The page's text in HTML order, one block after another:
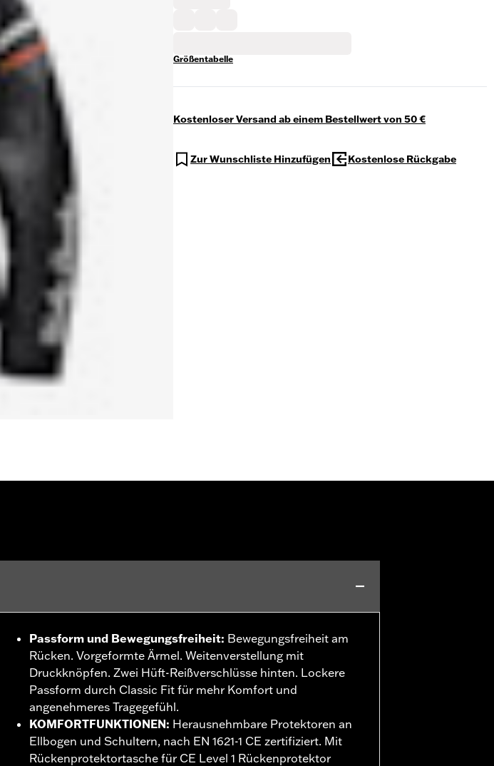
Größentabelle
Kostenloser Versand ab einem Bestellwert von 50 €
Zur Wunschliste Hinzufügen Kostenlose Rückgabe
Passform und Bewegungsfreiheit: Bewegungsfreiheit am
Rücken. Vorgeformte Ärmel. Weitenverstellung mit
Druckknöpfen. Zwei Hüft-Reißverschlüsse hinten. Lockere
Passform durch Classic Fit für mehr Komfort und
angenehmeres Tragegefühl.
KOMFORTFUNKTIONEN: Herausnehmbare Protektoren an
Ellbogen und Schultern, nach EN 1621-1 CE zertifiziert. Mit
Rückenprotektortasche für CE Level 1 Rückenprotektor